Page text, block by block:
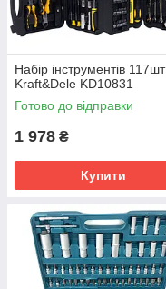
Набір інструментів 117шт
Kraft&Dele KD10831
Готово до відправки
1 978 ₴
Купити